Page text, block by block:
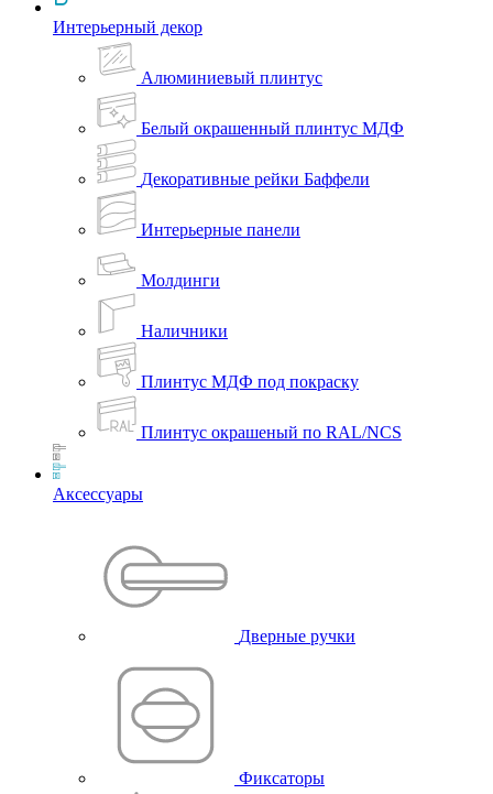
Интерьерный декор
Алюминиевый плинтус
Белый окрашенный плинтус МДФ
Декоративные рейки Баффели
Интерьерные панели
Молдинги
Наличники
Плинтус МДФ под покраску
Плинтус окрашеный по RAL/NCS
Аксессуары
Дверные ручки
Фиксаторы